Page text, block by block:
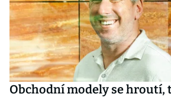
Obchodní modely se hroutí,